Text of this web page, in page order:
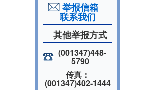
举报信箱
联系我们
其他举报方式
(001347)448-
5790
传真：
(001347)402-1444